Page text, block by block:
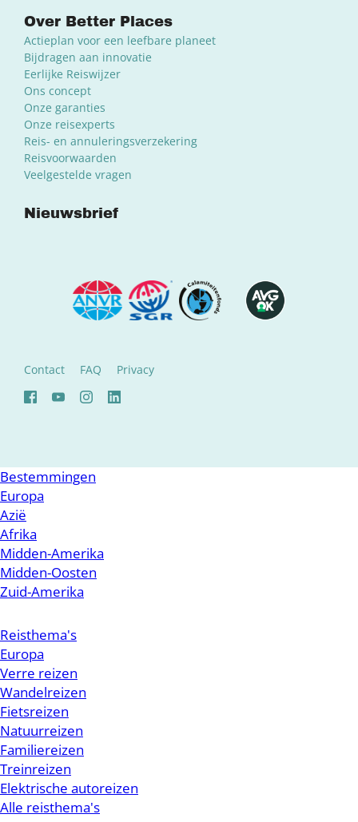
Over Better Places
Actieplan voor een leefbare planeet
Bijdragen aan innovatie
Eerlijke Reiswijzer
Ons concept
Onze garanties
Onze reisexperts
Reis- en annuleringsverzekering
Reisvoorwaarden
Veelgestelde vragen
Nieuwsbrief
Contact FAQ Privacy
Bestemmingen
Europa
Azië
Afrika
Midden-Amerika
Midden-Oosten
Zuid-Amerika
Reisthema's
Europa
Verre reizen
Wandelreizen
Fietsreizen
Natuurreizen
Familiereizen
Treinreizen
Elektrische autoreizen
Alle reisthema's